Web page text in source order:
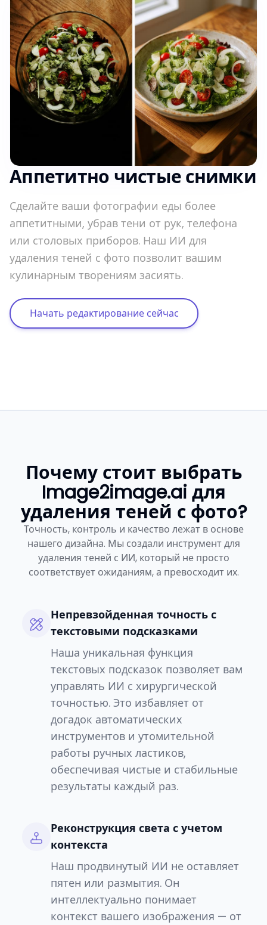
Аппетитно чистые снимки
Сделайте ваши фотографии еды более
аппетитными, убрав тени от рук, телефона
или столовых приборов. Наш ИИ для
удаления теней с фото позволит вашим
кулинарным творениям засиять.
Начать редактирование сейчас
Почему стоит выбрать
Image2image.ai для
удаления теней с фото?
Точность, контроль и качество лежат в основе
нашего дизайна. Мы создали инструмент для
удаления теней с ИИ, который не просто
соответствует ожиданиям, а превосходит их.
Непревзойденная точность с
текстовыми подсказками
Наша уникальная функция
текстовых подсказок позволяет вам
управлять ИИ с хирургической
точностью. Это избавляет от
догадок автоматических
инструментов и утомительной
работы ручных ластиков,
обеспечивая чистые и стабильные
результаты каждый раз.
Реконструкция света с учетом
контекста
Наш продвинутый ИИ не оставляет
пятен или размытия. Он
интеллектуально понимает
контекст вашего изображения — от